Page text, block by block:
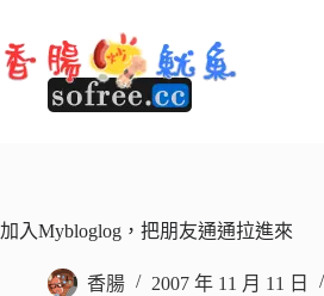
至
主
加入Mybloglog，把朋友通通拉進來
香腸 2007 年 11 月 11 日